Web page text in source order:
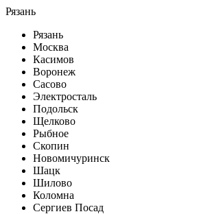
Рязань
Рязань
Москва
Касимов
Воронеж
Сасово
Электросталь
Подольск
Щелково
Рыбное
Скопин
Новомичуринск
Шацк
Шилово
Коломна
Сергиев Посад